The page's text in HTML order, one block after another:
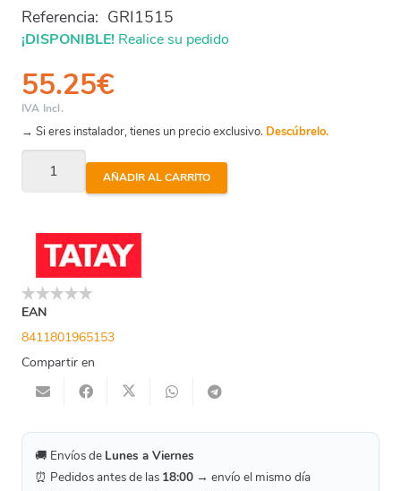
Referencia: GRI1515
¡DISPONIBLE! Realice su pedido
55.25€
IVA Incl.
→ Si eres instalador, tienes un precio exclusivo. Descúbrelo.
Manguera
Premium
Ø5/8"
Metros)
Ta-
Tay
cantidad
AÑADIR AL CARRITO
EAN
8411801965153
Compartir en
🚚 Envíos de Lunes a Viernes
⏰ Pedidos antes de las 18:00 → envío el mismo día